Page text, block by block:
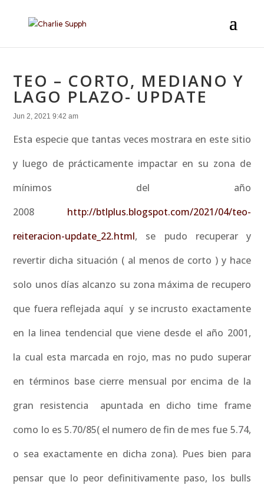
TEO – CORTO, MEDIANO Y
LAGO PLAZO- UPDATE
Jun 2, 2021 9:42 am
Esta especie que tantas veces mostrara en este sitio
y luego de prácticamente impactar en su zona de
mínimos del año
2008 http://btlplus.blogspot.com/2021/04/teo-
reiteracion-update_22.html, se pudo recuperar y
revertir dicha situación ( al menos de corto ) y hace
solo unos días alcanzo su zona máxima de recupero
que fuera reflejada aquí y se incrusto exactamente
en la linea tendencial que viene desde el año 2001,
la cual esta marcada en rojo, mas no pudo superar
en términos base cierre mensual por encima de la
gran resistencia apuntada en dicho time frame
como lo es 5.70/85( el numero de fin de mes fue 5.74,
o sea exactamente en dicha zona). Pues bien para
pensar que lo peor definitivamente paso, los bulls